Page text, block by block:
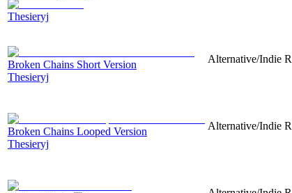
Thesieryj
Broken Chains Short Version
Thesieryj
Alternative/Indie
Broken Chains Looped Version
Thesieryj
Alternative/Indie